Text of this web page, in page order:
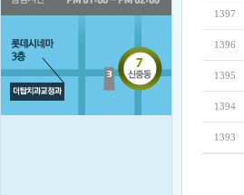
1397
1396
1395
1394
1393